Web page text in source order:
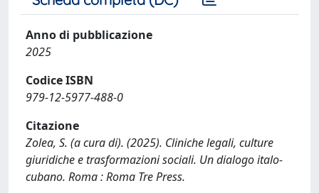
Anno di pubblicazione
2025
Codice ISBN
979-12-5977-488-0
Citazione
Zolea, S. (a cura di). (2025). Cliniche legali, culture
giuridiche e trasformazioni sociali. Un dialogo italo-
cubano. Roma : Roma Tre Press.